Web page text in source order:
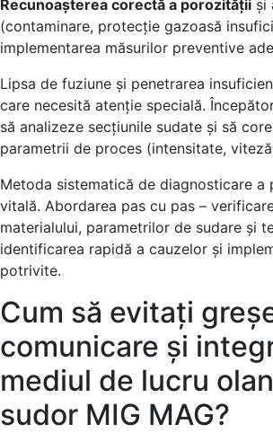
Recunoașterea corectă a porozității și
(contaminare, protecție gazoasă
implementarea măsurilor preventive
Lipsa de fuziune și penetrarea
care necesită atenție specială.
să analizeze secțiunile sudate și să
parametrii de proces (intensitate,
Metoda sistematică de diagnosticare a
vitală. Abordarea pas cu pas –
materialului, parametrilor de sudare și
identificarea rapidă a cauzelor și
potrivite.
Cum să evitați
comunicare și
mediul de lucru
sudor MIG MAG?